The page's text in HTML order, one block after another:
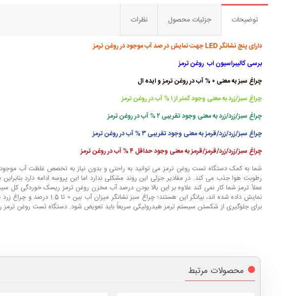
توضیحات جزئیات محصول نظرات
دارای پنج نشانگر LED جهت نمایش در صد آب موجود در روغن ترمز
برسی کالیبراسیون اب روغن ترمز
چراغ سبز به معنی ۰ % آب در روغن ترمز و ایده ال
چراغ سبز/زرد به معنی وجود کمتر از ۱ % آب در روغن ترمز
چراغ سبز/زرد/زرد به معنی وجود تقریبی ۲ % آب در روغن ترمز
چراغ سبز/زرد/زرد/قرمز به معنی وجود تقریبی ۳ % آب در روغن ترمز
چراغ سبز/زرد/زرد/قرمز/قرمز به معنی وجود حداقل ۴ % آب در روغن ترمز
رطوبت هوا جذب می کند. در مقادیر جزئی این روند مشکلی ندارد اما این پروسه ادامه دارد
برای جلوگیری از شکستن سیستم ترمز هیدرولیکی سریعاً باید تعویض شود. دستگاه تست روغن ترمز را
محصولات مرتبط